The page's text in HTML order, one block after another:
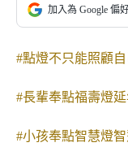
加入為 Google 偏
#點燈不只能照顧
#長輩奉點福壽燈
#小孩奉點智慧燈